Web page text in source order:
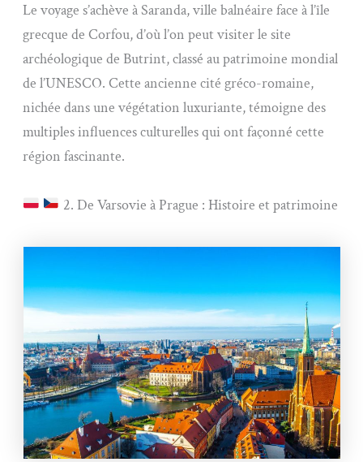
Le voyage s’achève à Saranda, ville balnéaire face à l’île
grecque de Corfou, d’où l’on peut visiter le site
archéologique de Butrint, classé au patrimoine mondial
de l’UNESCO. Cette ancienne cité gréco-romaine,
nichée dans une végétation luxuriante, témoigne des
multiples influences culturelles qui ont façonné cette
région fascinante.
2. De Varsovie à Prague : Histoire et patrimoine